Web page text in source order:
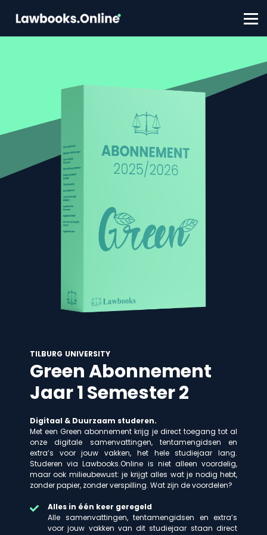
FAQ
Contact
TILBURG UNIVERSITY
Green Abonnement
Jaar 1 Semester 2
Digitaal & Duurzaam studeren.
Met een Green abonnement krijg je direct toegang tot al
onze digitale samenvattingen, tentamengidsen en
extra’s voor jouw vakken, het hele studiejaar lang.
Studeren via Lawbooks.Online is niet alleen voordelig,
maar ook milieubewust: je krijgt alles wat je nodig hebt,
zonder papier, zonder verspilling. Wat zijn de voordelen?
Alles in één keer geregeld
Alle samenvattingen, tentamengidsen en extra’s
voor jouw vakken van dit studiejaar staan direct